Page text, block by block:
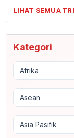
LIHAT SEMUA
Kategori
Afrika
Asean
Asia Pasifik